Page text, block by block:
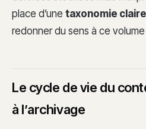
place d’une taxonomie claire
redonner du sens à ce
Le cycle de vie du
à l’archivage